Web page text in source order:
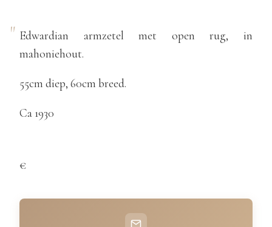
Edwardian armzetel met open rug, in
mahoniehout.
55cm diep, 60cm breed.
Ca 1930
€